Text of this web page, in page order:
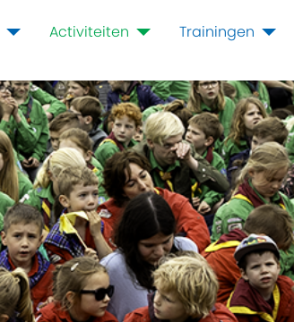
Activiteiten Trainingen